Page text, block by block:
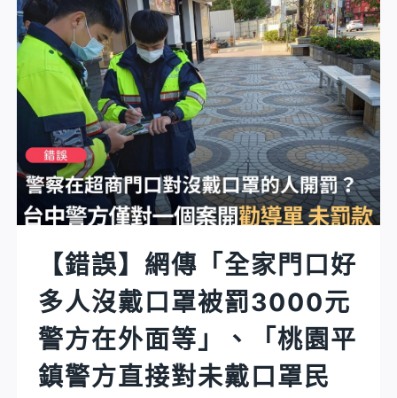
【錯誤】網傳「全家門口好
多人沒戴口罩被罰3000元
警方在外面等」、「桃園平
鎮警方直接對未戴口罩民